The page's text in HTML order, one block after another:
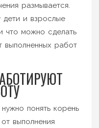
размывается.
дети и взрослые
что можно сделать
выполненных работ
понять корень
выполнения